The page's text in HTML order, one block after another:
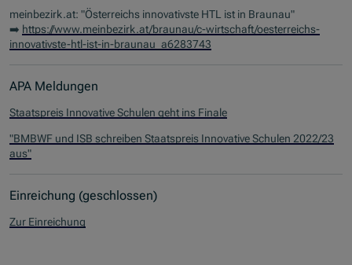
meinbezirk.at: "Österreichs innovativste HTL ist in Braunau"
➡️ https://www.meinbezirk.at/braunau/c-wirtschaft/oesterreichs-
innovativste-htl-ist-in-braunau_a6283743
APA Meldungen
Staatspreis Innovative Schulen geht ins Finale
"BMBWF und ISB schreiben Staatspreis Innovative Schulen 2022/23
aus"
Einreichung (geschlossen)
Zur Einreichung